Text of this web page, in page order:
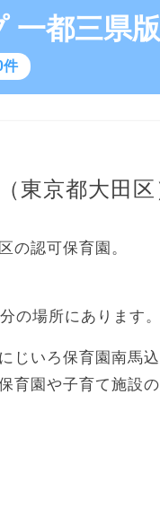
一都三県版
件
東京都大田区
の認可保育園。
の場所にあります。
じいろ保育園南馬
育園や子育て施設